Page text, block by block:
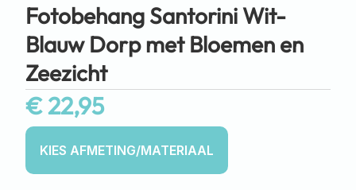
Fotobehang Santorini Wit-
Blauw Dorp met Bloemen en
Zeezicht
€22,95